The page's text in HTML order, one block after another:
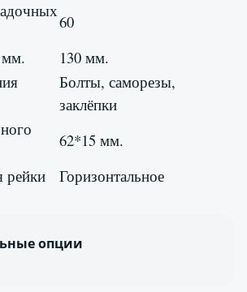
60
130 мм.
Болты, саморезы,
заклёпки
62*15 мм.
рейки
Горизонтальное
опции